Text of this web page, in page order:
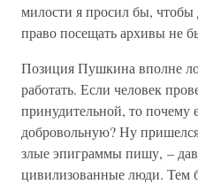
милости я просил бы, чтобы
право посещать архивы не
Позиция Пушкина вполне
работать. Если человек
принудительной, то почему
добровольную? Ну
злые эпиграммы пишу, –
цивилизованные люди. Тем